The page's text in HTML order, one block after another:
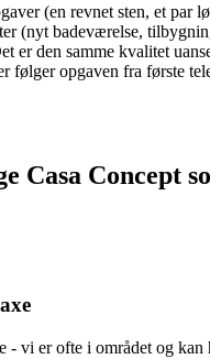
(en revnet sten, et par
(nyt badeværelse,
er den samme kvalitet
følger opgaven fra første
Casa Concept
- vi er ofte i området og kan